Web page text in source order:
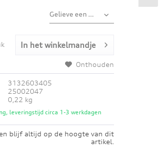
In het winkelmandje
Onthouden
3132603405
25002047
0,22 kg
leveringstijd circa 1-3 werkdagen
blijf altijd op de hoogte van dit
artikel.